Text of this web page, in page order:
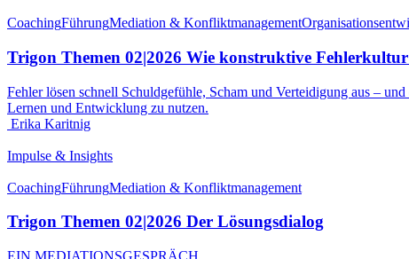
CoachingFührungMediation & Konfliktmanagement
Trigon Themen 02|2026 Wie konstruktive
Fehler lösen schnell Schuldgefühle, Scham und Verteidigung aus –
Lernen und Entwicklung zu nutzen.
Erika Karitnig
Impulse & Insights
CoachingFührungMediation & Konfliktmanagement
Trigon Themen 02|2026 Der Lösungsdialog
EIN MEDIATIONSGESPRÄCH